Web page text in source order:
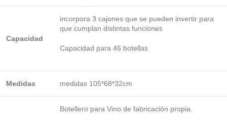
Capacidad
incorpora 3 cajones que se pueden invertir para
que cumplan distintas funciones
Capacidad para 46 botellas
Medidas medidas 105*68*32cm
Botellero para Vino de fabricación propia.